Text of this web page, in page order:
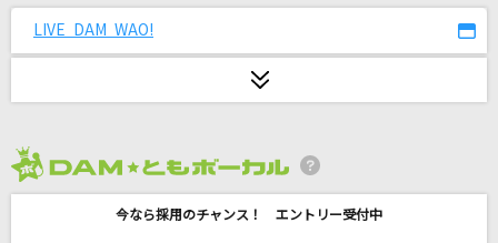
Soranji
ライラック
LIVE DAM WAO!
今なら採用のチャンス！ エントリー受付中